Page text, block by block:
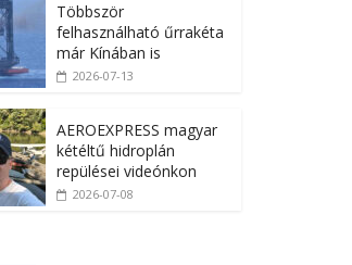
Többször
felhasználható űrrakéta
már Kínában is
2026-07-13
AEROEXPRESS magyar
kétéltű hidroplán
repülései videónkon
2026-07-08